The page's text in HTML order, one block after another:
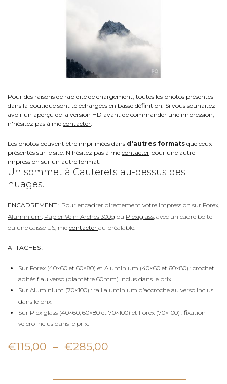
Pour des raisons de rapidité de chargement, toutes les photos présentes
dans la boutique sont téléchargées en basse définition. Si vous souhaitez
avoir un aperçu de la version HD avant de commander une impression,
n'hésitez pas à me contacter
Les photos peuvent être imprimées dans d'autres formats que ceux
présentés sur le site. N'hésitez pas à me contacter pour une autre
impression sur un autre format.
Un sommet à Cauterets au-dessus des
nuages.
ENCADREMENT : Pour encadrer directement votre impression sur Forex
Aluminium Papier Velin Arches 300g ou Plexiglass , avec un cadre boite
ou une caisse US, me contacter au préalable.
ATTACHES :
Sur Forex (40×60 et 60×80) et Aluminium (40×60 et 60×80) : crochet
adhésif au verso (diamètre 60mm) inclus dans le prix.
Sur Aluminium (70×100) : rail aluminium d’accroche au verso inclus
dans le prix.
Sur Plexiglass (40×60, 60×80 et 70×100) et Forex (70×100) : fixation
velcro inclus dans le prix.
€115,00 – €285,00
prix :